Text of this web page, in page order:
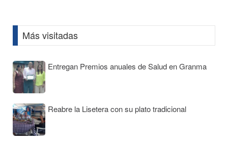
Más visitadas
Entregan Premios anuales de Salud en Granma
Reabre la Lisetera con su plato tradicional